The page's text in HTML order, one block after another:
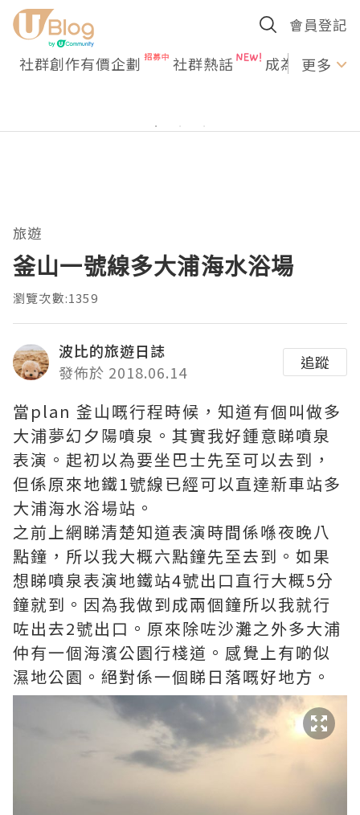
會員登記
社群創作有價企劃 社群熱話 成為U更多
旅遊
釜山一號線多大浦海水浴場
瀏覽次數:1359
波比的旅遊日誌
發佈於 2018.06.14
追蹤
當plan 釜山嘅行程時候，知道有個叫做多
大浦夢幻夕陽噴泉。其實我好鍾意睇噴泉
表演。起初以為要坐巴士先至可以去到，
但係原來地鐵1號線已經可以直達新車站多
大浦海水浴場站。
之前上網睇清楚知道表演時間係喺夜晚八
點鐘，所以我大概六點鐘先至去到。如果
想睇噴泉表演地鐵站4號出口直行大概5分
鐘就到。因為我做到成兩個鐘所以我就行
咗出去2號出口。原來除咗沙灘之外多大浦
仲有一個海濱公園行棧道。感覺上有啲似
濕地公園。絕對係一個睇日落嘅好地方。